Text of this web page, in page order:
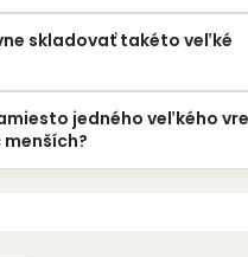
skladovať takéto veľké
jedného veľkého